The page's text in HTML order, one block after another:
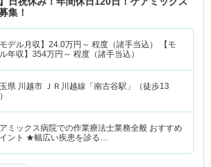
集！
モデル月収】 24.0万円～ 程度（諸手当込） 【モ
年収】 354万円～ 程度（諸手当込）
県 川越市 ＪＲ川越線「南古谷駅」（徒歩13
ミックス病院での作業療法士業務全般 おすすめ
ント ★幅広い疾患を診る…